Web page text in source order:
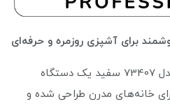
برای آشپزی روزمره و حرفه‌ای
مایکروویو کامپکت تکنوگس مدل 73407 سفید یک دستگاه
خانه‌های مدرن طراحی شده و